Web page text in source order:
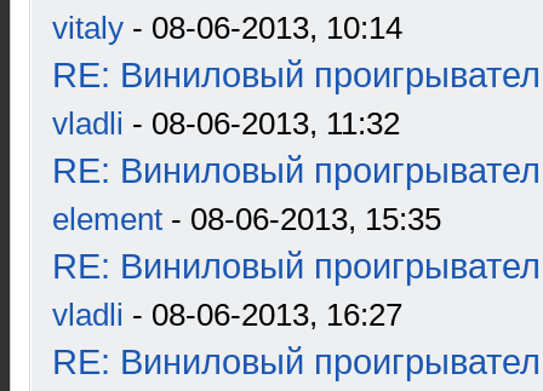
vitaly - 08-06-2013, 10:14
RE: Виниловый
vladli - 08-06-2013, 11:32
RE: Виниловый
element - 08-06-2013, 15:35
RE: Виниловый
vladli - 08-06-2013, 16:27
RE: Виниловый